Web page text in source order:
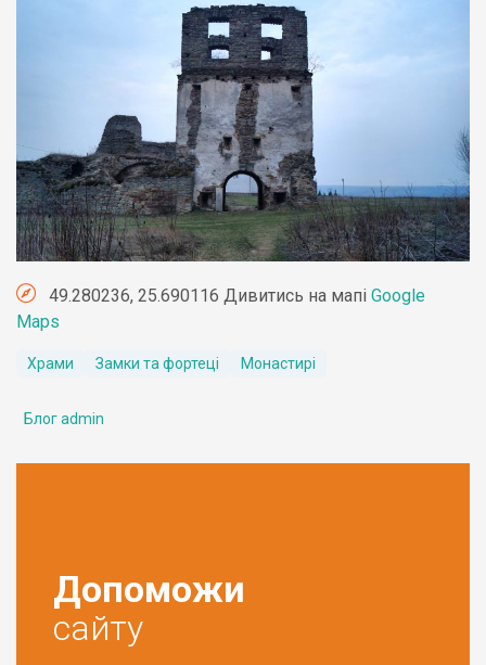
49.280236, 25.690116 Дивитись на мапі Google
Maps
Храми Замки та фортеці Монастирі
Блог admin
Допоможи
сайту